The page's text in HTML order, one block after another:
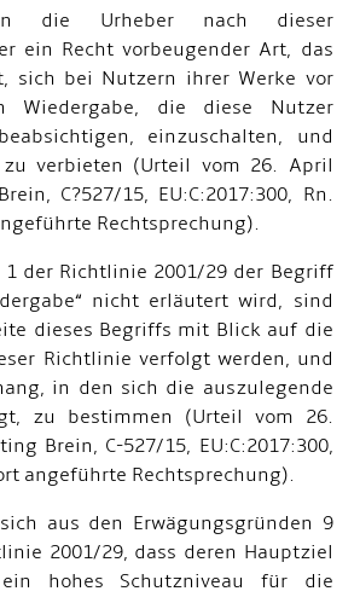
die Urheber nach dieser
ein Recht vorbeugender Art, das
sich bei Nutzern ihrer Werke vor
Wiedergabe, die diese Nutzer
einzuschalten, und
verbieten (Urteil vom 26. April
C?527/15, EU:C:2017:300, Rn.
Rechtsprechung).
der Richtlinie 2001/29 der Begriff
nicht erläutert wird, sind
dieses Begriffs mit Blick auf die
Richtlinie verfolgt werden, und
in den sich die auszulegende
zu bestimmen (Urteil vom 26.
Brein, C-527/15, EU:C:2017:300,
angeführte Rechtsprechung).
aus den Erwägungsgründen 9
2001/29, dass deren Hauptziel
hohes Schutzniveau für die